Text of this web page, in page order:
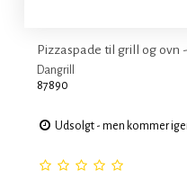
Pizzaspade til grill og ovn
Dangrill
87890
Udsolgt - men kommer